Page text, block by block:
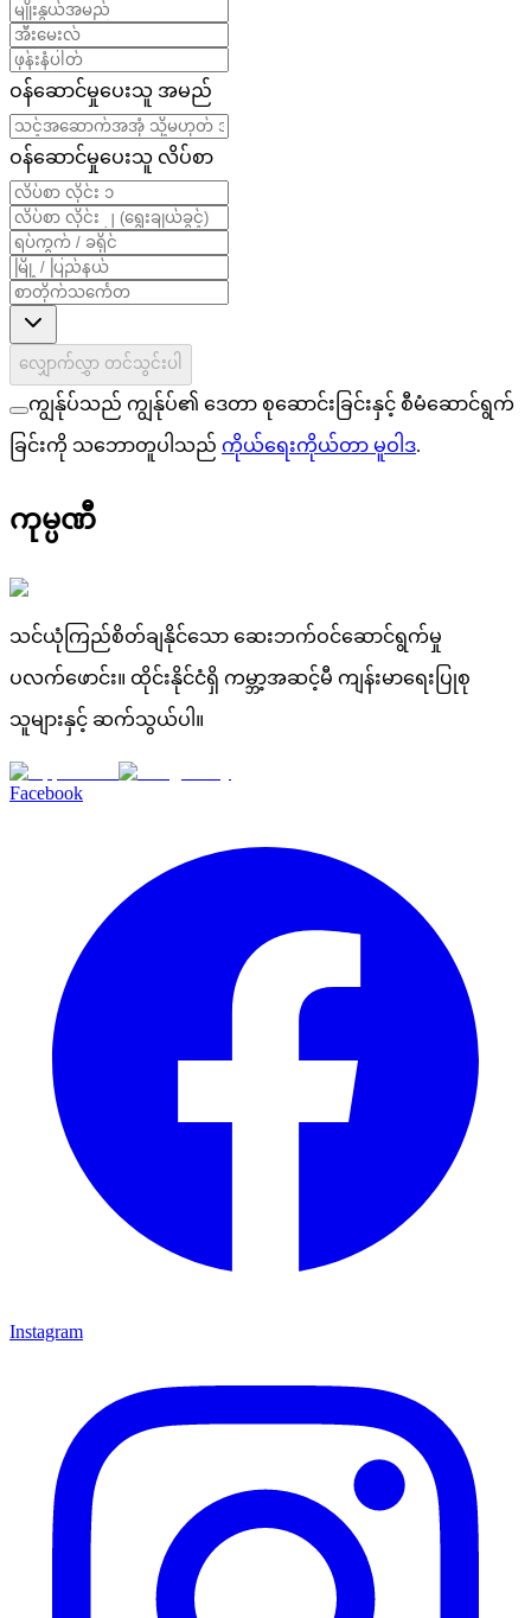
ဝန်ဆောင်မှုပေးသူ အမည်
ဝန်ဆောင်မှုပေးသူ လိပ်စာ
လျှောက်လွှာ တင်သွင်းပါ
ကျွန်ုပ်သည် ကျွန်ုပ်၏ ဒေတာ စုဆောင်းခြင်းနှင့် စီမံဆောင်ရွက်
ခြင်းကို သဘောတူပါသည် ကိုယ်ရေးကိုယ်တာ မူဝါဒ.
ကုမ္ပဏီ
သင်ယုံကြည်စိတ်ချနိုင်သော ဆေးဘက်ဝင်ဆောင်ရွက်မှု
ပလက်ဖောင်း။ ထိုင်းနိုင်ငံရှိ ကမ္ဘာ့အဆင့်မီ ကျန်းမာရေးပြုစု
သူများနှင့် ဆက်သွယ်ပါ။
Facebook
Instagram